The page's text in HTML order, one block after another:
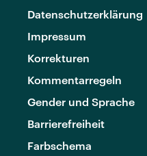
Datenschutzerklärung
Impressum
Korrekturen
Kommentarregeln
Gender und Sprache
Barrierefreiheit
Farbschema